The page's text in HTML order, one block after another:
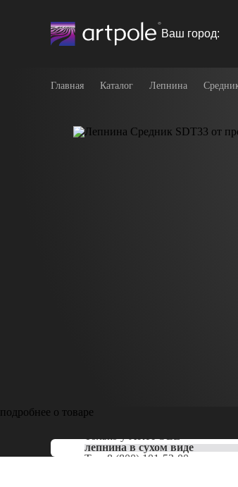
Ваш город:
Главная Каталог Лепнина
подробнее о товаре
Только уARTPOLE
лепнина в сухом виде
Тел: 8 (800) 101-53-00